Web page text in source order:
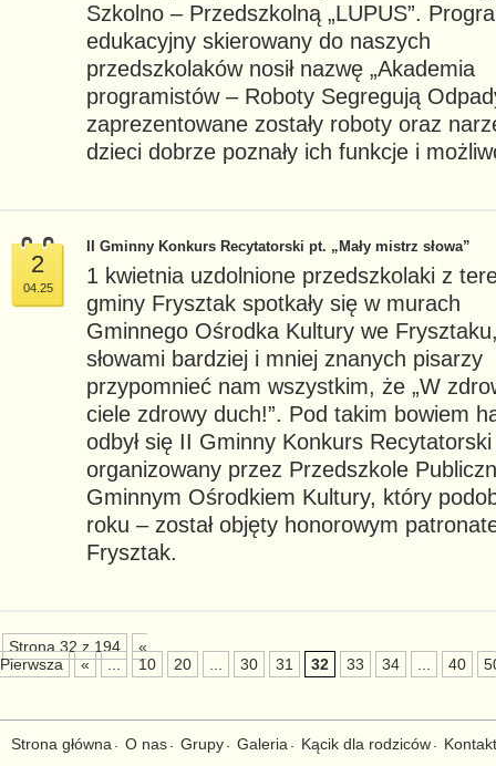
Szkolno – Przedszkolną „LUPUS”.
edukacyjny skierowany do naszych
przedszkolaków nosił nazwę „Akademia
programistów – Roboty Segregują
zaprezentowane zostały roboty oraz
dzieci dobrze poznały ich funkcje i
2
04.25
II Gminny Konkurs Recytatorski pt. „Mały mistrz słowa”
1 kwietnia uzdolnione przedszkolaki z
gminy Frysztak spotkały się w murach
Gminnego Ośrodka Kultury we
słowami bardziej i mniej znanych pisarzy
przypomnieć nam wszystkim, że „W
ciele zdrowy duch!”. Pod takim bowiem
odbył się II Gminny Konkurs Recytatorski
organizowany przez Przedszkole
Gminnym Ośrodkiem Kultury, który
roku – został objęty honorowym
Frysztak.
Strona 32 z 194
«
Pierwsza
« ... 10 20 30 31 32 33 34 40
Strona główna O nas Grupy Galeria Kącik dla rodziców Kontakt